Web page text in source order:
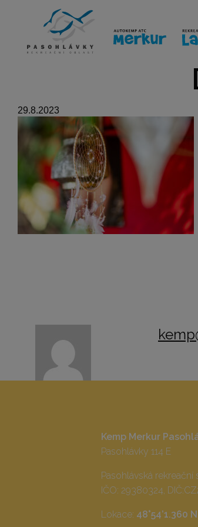
29.8.2023
Kemp Merkur
Pasohlávky 114 E
Pasohlávská rekreační
IČO: 29380324,
Lokace: 48°54’1.360